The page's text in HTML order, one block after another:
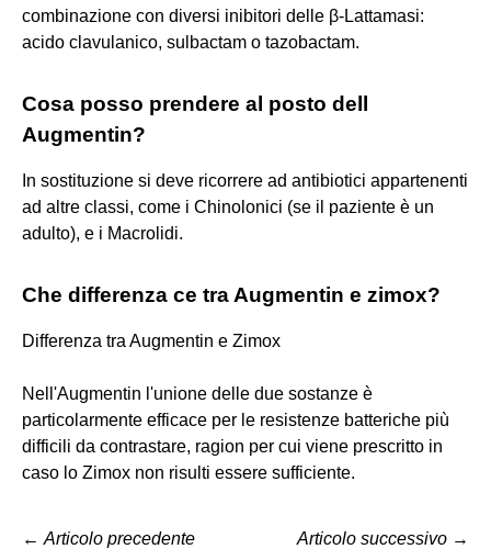
combinazione con diversi inibitori delle β-Lattamasi:
acido clavulanico, sulbactam o tazobactam.
Cosa posso prendere al posto dell
Augmentin?
In sostituzione si deve ricorrere ad antibiotici appartenenti
ad altre classi, come i Chinolonici (se il paziente è un
adulto), e i Macrolidi.
Che differenza ce tra Augmentin e zimox?
Differenza tra Augmentin e Zimox
Nell'Augmentin l'unione delle due sostanze è
particolarmente efficace per le resistenze batteriche più
difficili da contrastare, ragion per cui viene prescritto in
caso lo Zimox non risulti essere sufficiente.
← Articolo precedente
Articolo successivo →